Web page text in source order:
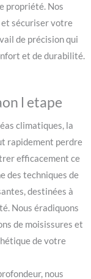
propriété. Nos
sécuriser votre
de précision qui
et de durabilité.
l etape
climatiques, la
rapidement perdre
efficacement ce
des techniques de
destinées à
Nous éradiquons
de moisissures et
de votre
nous